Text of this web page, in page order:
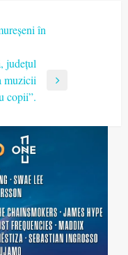
în
județul
muzicii
copii”.